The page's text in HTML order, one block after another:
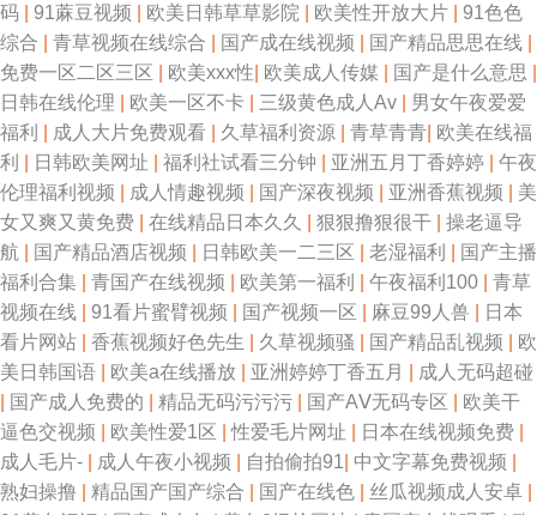
码
91蔴豆视频 欧美日韩草草影院 欧美性开放大片
91色色
综合
青草视频在线综合 国产成在线视频 国产精品思思在线
免费一区二区三区
欧美xxx性 欧美成人传媒 国产是什么意思
日韩在线伦理
欧美一区不卡 三级黄色成人Av
男女午夜爱爱
福利
成人大片免费观看 久草福利资源 青草青青 欧美在线福
利
日韩欧美网址 福利社试看三分钟 亚洲五月丁香婷婷
午夜
伦理福利视频
成人情趣视频 国产深夜视频 亚洲香蕉视频
美
女又爽又黄免费
在线精品日本久久 狠狠撸狠很干
操老逼导
航
国产精品酒店视频 日韩欧美一二三区 老湿福利
国产主播
福利合集
青国产在线视频 欧美第一福利 午夜福利100
青草
视频在线
91看片蜜臂视频 国产视频一区 麻豆99人兽
日本
看片网站
香蕉视频好色先生 久草视频骚 国产精品乱视频
欧
美日韩国语
欧美a在线播放 亚洲婷婷丁香五月
成人无码超碰
国产成人免费的 精品无码污污污 国产AⅤ无码专区
欧美干
逼色交视频
欧美性爱1区 |性爱毛片网址 日本在线视频免费
成人毛片-
成人午夜小视频 自拍偷拍91 中文字幕免费视频
熟妇操撸
精品国产国产综合 国产在线色 丝瓜视频成人安卓